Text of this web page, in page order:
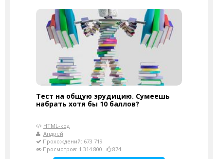
Тест на общую эрудицию. Сумеешь
набрать хотя бы 10 баллов?
HTML-код
Андрей
Прохождений: 673 719
Просмотров: 1 314 800
874